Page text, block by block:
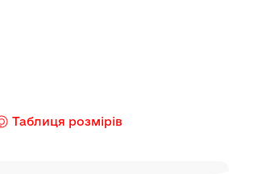
Таблиця розмірів